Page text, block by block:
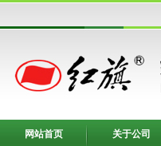
网站首页 关于公司